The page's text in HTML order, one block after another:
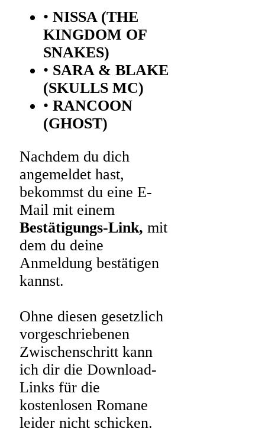
• NISSA (THE
KINGDOM OF
SNAKES)
• SARA & BLAKE
(SKULLS MC)
• RANCOON
(GHOST)
Nachdem du dich
angemeldet hast,
bekommst du eine E-
Mail mit einem
Bestätigungs-Link, mit
dem du deine
Anmeldung bestätigen
kannst.
Ohne diesen gesetzlich
vorgeschriebenen
Zwischenschritt kann
ich dir die Download-
Links für die
kostenlosen Romane
leider nicht schicken.